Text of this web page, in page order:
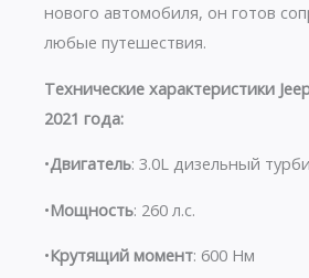
нового автомобиля, он готов
любые путешествия.
Технические характеристики
2021 года:
•Двигатель: 3.0L дизельный
•Мощность: 260 л.с.
•Крутящий момент: 600 Нм